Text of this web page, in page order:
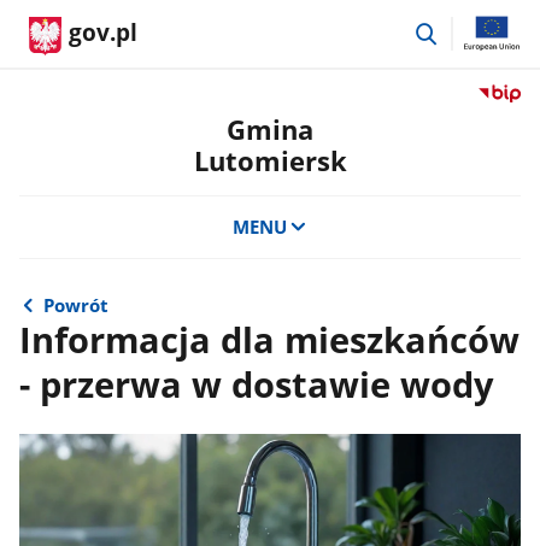
gov.pl
przejdź
Przejdź
Gmina
Lutomiersk
MENU
Powrót
Informacja dla mieszkańców
- przerwa w dostawie wody